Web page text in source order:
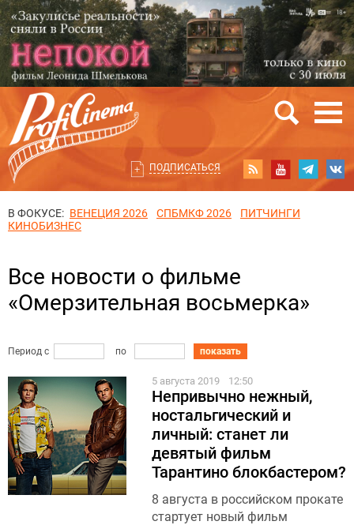
ПОДПИСАТЬСЯ
В ФОКУСЕ: ВЕНЕЦИЯ 2026 СПБМКФ 2026
ПИТЧИНГИ
КИНОБИЗНЕС
Все новости о фильме
«Омерзительная восьмерка»
Период с по показать
5 августа 2019 12:50
Непривычно нежный,
ностальгический и
личный: станет ли
девятый фильм
Тарантино блокбастером?
8 августа в российском прокате
стартует новый фильм